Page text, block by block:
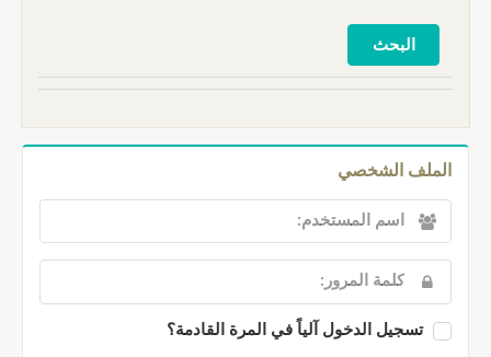
الملف الشخصي
تسجيل الدخول آلياً في المرة القادمة؟